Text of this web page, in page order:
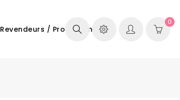
Revendeurs / Professionels
0